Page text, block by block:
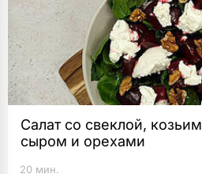
Салат со свеклой, козьим
сыром и орехами
20 мин.